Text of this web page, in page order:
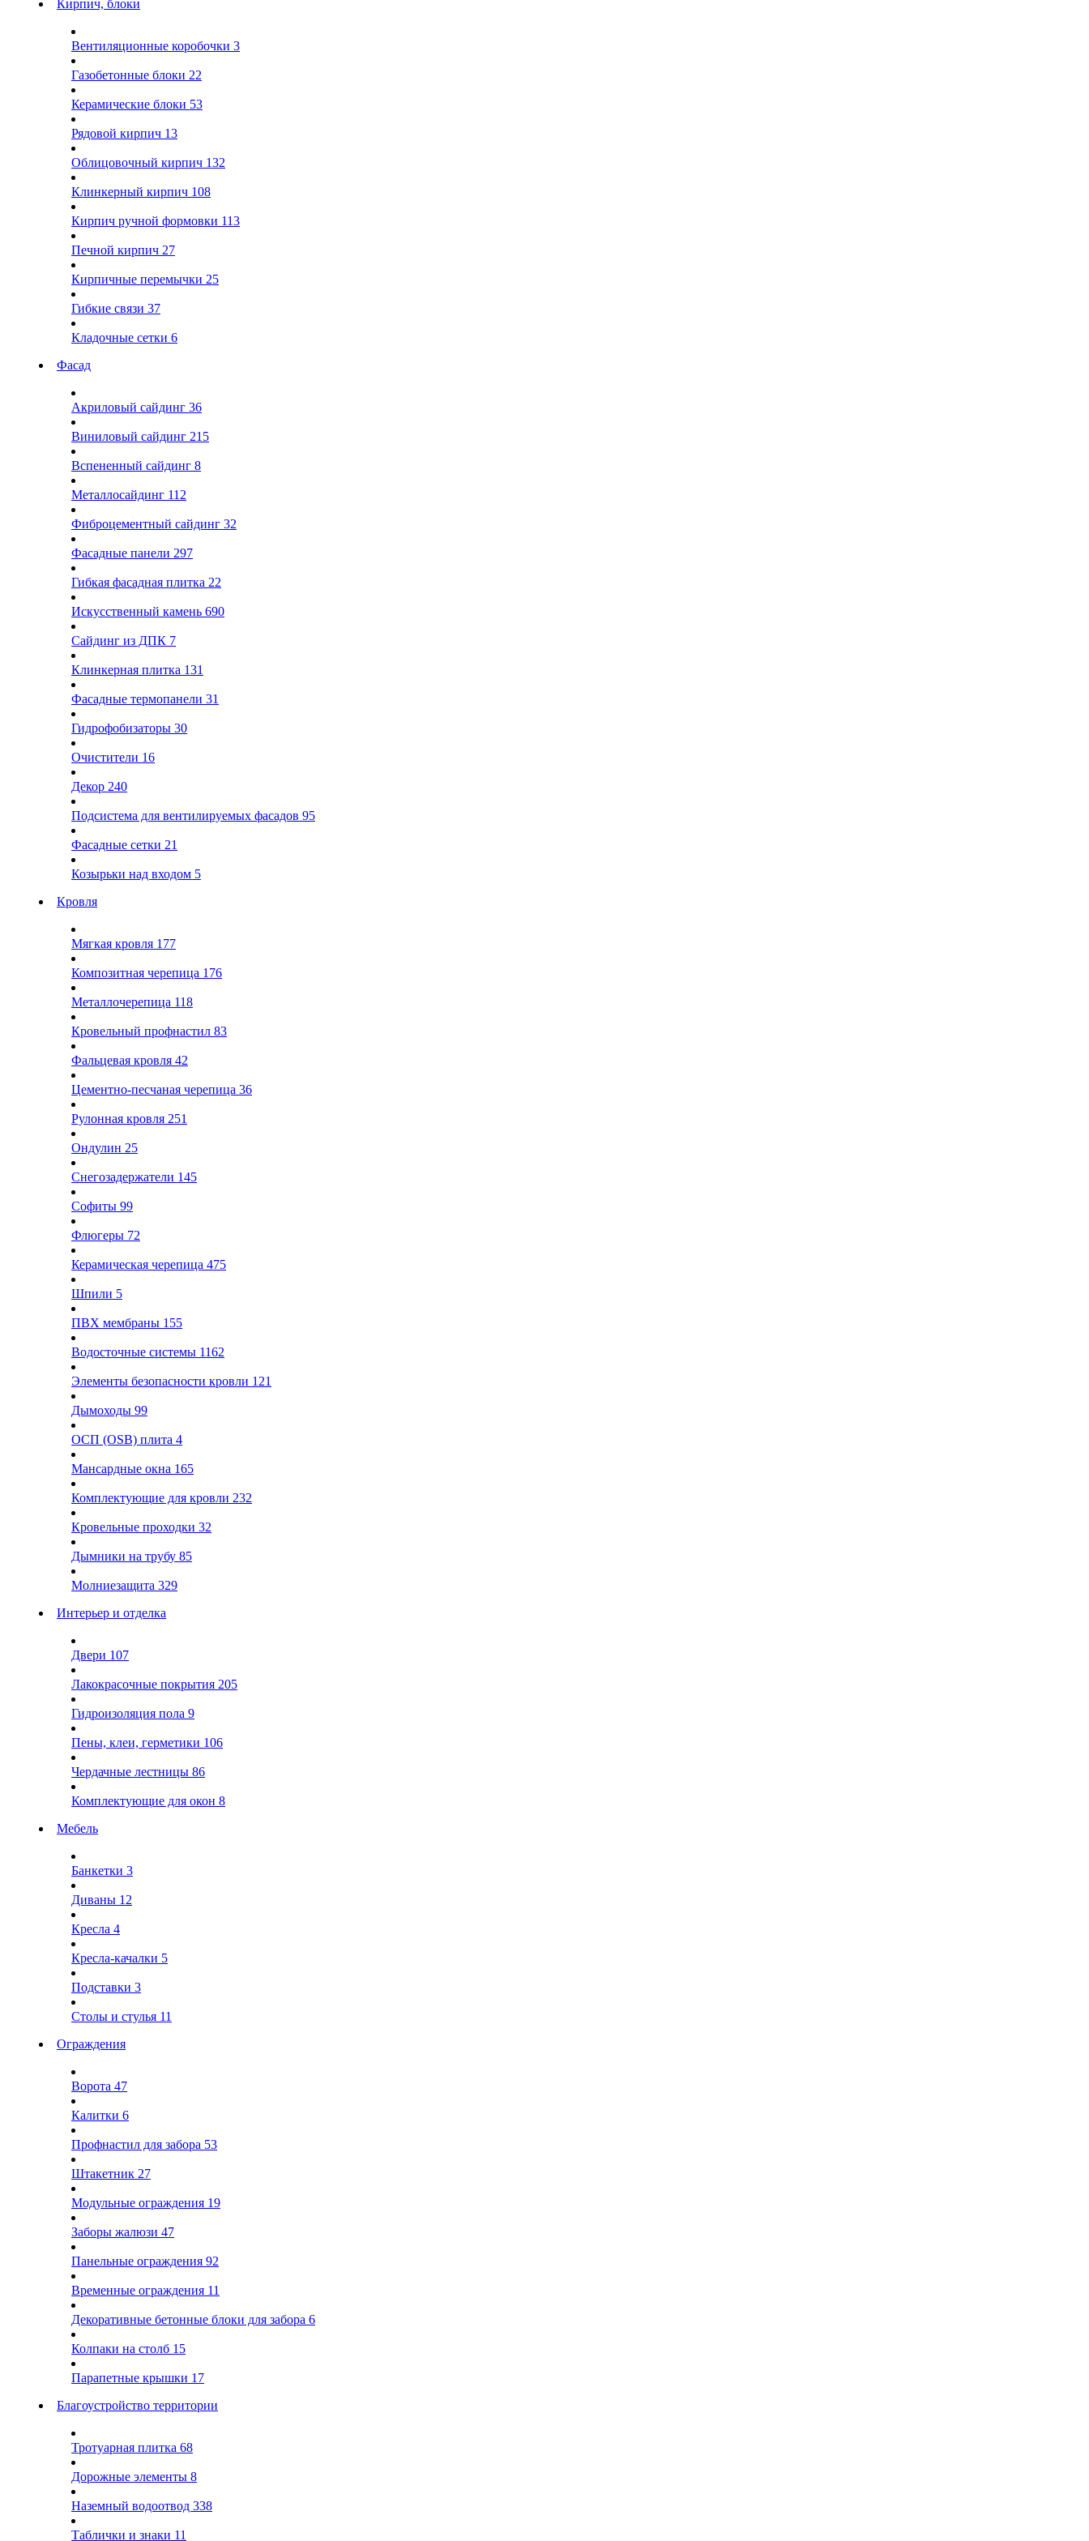
Кирпич, блоки
Вентиляционные коробочки 3
Газобетонные блоки 22
Керамические блоки 53
Рядовой кирпич 13
Облицовочный кирпич 132
Клинкерный кирпич 108
Кирпич ручной формовки 113
Печной кирпич 27
Кирпичные перемычки 25
Гибкие связи 37
Кладочные сетки 6
Фасад
Акриловый сайдинг 36
Виниловый сайдинг 215
Вспененный сайдинг 8
Металлосайдинг 112
Фиброцементный сайдинг 32
Фасадные панели 297
Гибкая фасадная плитка 22
Искусственный камень 690
Сайдинг из ДПК 7
Клинкерная плитка 131
Фасадные термопанели 31
Гидрофобизаторы 30
Очистители 16
Декор 240
Подсистема для вентилируемых фасадов 95
Фасадные сетки 21
Козырьки над входом 5
Кровля
Мягкая кровля 177
Композитная черепица 176
Металлочерепица 118
Кровельный профнастил 83
Фальцевая кровля 42
Цементно-песчаная черепица 36
Рулонная кровля 251
Ондулин 25
Снегозадержатели 145
Софиты 99
Флюгеры 72
Керамическая черепица 475
Шпили 5
ПВХ мембраны 155
Водосточные системы 1162
Элементы безопасности кровли 121
Дымоходы 99
ОСП (OSB) плита 4
Мансардные окна 165
Комплектующие для кровли 232
Кровельные проходки 32
Дымники на трубу 85
Молниезащита 329
Интерьер и отделка
Двери 107
Лакокрасочные покрытия 205
Гидроизоляция пола 9
Пены, клеи, герметики 106
Чердачные лестницы 86
Комплектующие для окон 8
Мебель
Банкетки 3
Диваны 12
Кресла 4
Кресла-качалки 5
Подставки 3
Столы и стулья 11
Ограждения
Ворота 47
Калитки 6
Профнастил для забора 53
Штакетник 27
Модульные ограждения 19
Заборы жалюзи 47
Панельные ограждения 92
Временные ограждения 11
Декоративные бетонные блоки для забора 6
Колпаки на столб 15
Парапетные крышки 17
Благоустройство территории
Тротуарная плитка 68
Дорожные элементы 8
Наземный водоотвод 338
Таблички и знаки 11